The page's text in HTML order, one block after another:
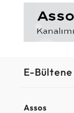
E-Bültene
Assos